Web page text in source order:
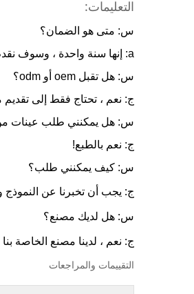
التعليمات:
س: متى هو الضمان؟
a: إنها سنة واحدة ، وسوف نقدم لك قطع الغيار المجانية لإصلاح خلال فترة الضمان.
س: هل تقبل oem أو odm؟
ج: نعم ، تحتاج فقط إلى
س: هل يمكنني طلب عينات من 2018 رائحة الناشر للاختبار في
ج: نعم بالطبع!
س: كيف يمكنني طلب؟
ج: يجب أن تخبرنا عن النموذج
س: هل لديك مصنع؟
ج: نعم ، لدينا مصنع الخاصة
التقييمات والمراجعات